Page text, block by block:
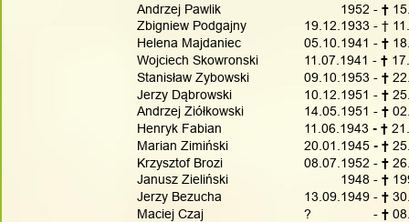
Andrzej Pawlik
Zbigniew Podgajny
Helena Majdaniec
Wojciech Skowronski
Stanisław Zybowski
Jerzy Dąbrowski
Andrzej Ziółkowski
Henryk Fabian
Marian Zimiński
Krzysztof Brozi
Janusz Zieliński
Jerzy Bezucha
Maciej Czaj
          1952 -
†
19.12.1933 - †
05.10.1941 - †
11.07.1941 - †
09.10.1953 - †
10.12.1951 - †
14.05.1951 - †
11.06.1943 - †
20.01.1945 - †
08.07.1952 - †
          1948 -
†
13.09.1949 - †
?                 - †